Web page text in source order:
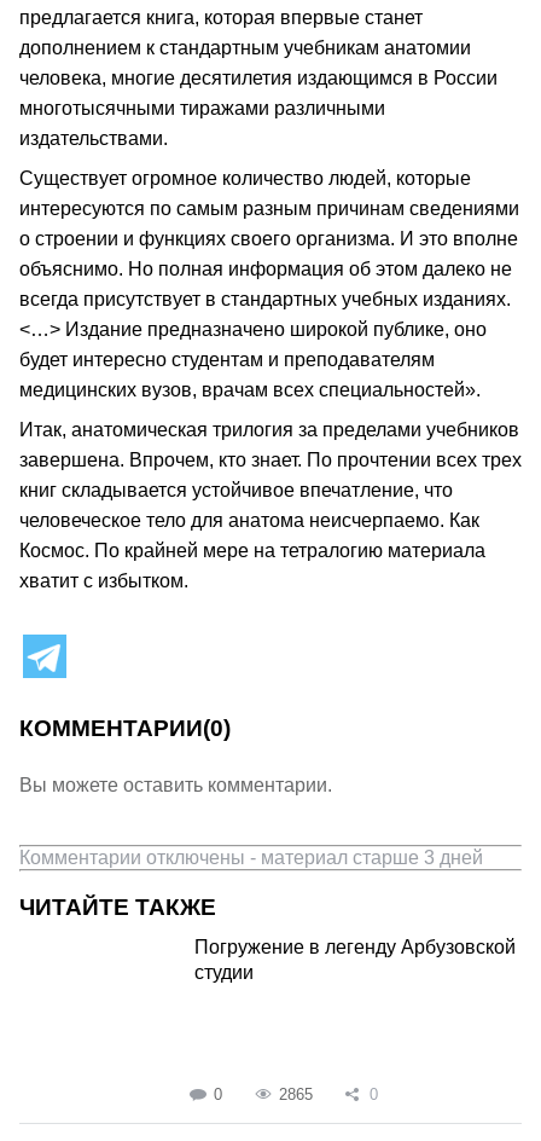
предлагается книга, которая впервые станет
дополнением к стандартным учебникам анатомии
человека, многие десятилетия издающимся в России
многотысячными тиражами различными
издательствами.
Существует огромное количество людей, которые
интересуются по самым разным причинам сведениями
о строении и функциях своего организма. И это вполне
объяснимо. Но полная информация об этом далеко не
всегда присутствует в стандартных учебных изданиях.
<…> Издание предназначено широкой публике, оно
будет интересно студентам и преподавателям
медицинских вузов, врачам всех специальностей».
Итак, анатомическая трилогия за пределами учебников
завершена. Впрочем, кто знает. По прочтении всех трех
книг складывается устойчивое впечатление, что
человеческое тело для анатома неисчерпаемо. Как
Космос. По крайней мере на тетралогию материала
хватит с избытком.
КОММЕНТАРИИ(0)
Вы можете оставить комментарии.
Комментарии отключены - материал старше 3 дней
ЧИТАЙТЕ ТАКЖЕ
Погружение в легенду Арбузовской
студии
0 2865 0